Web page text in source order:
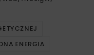
ENERGIA